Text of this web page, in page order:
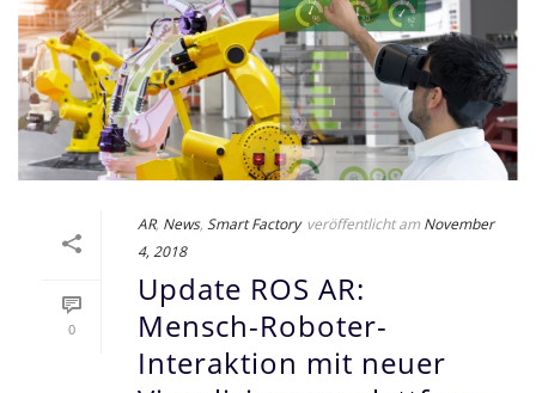
0
AR, News, Smart Factory veröffentlicht am November
4, 2018
Update ROS AR:
Mensch-Roboter-
Interaktion mit neuer